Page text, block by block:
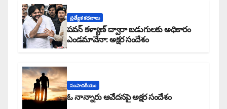
ప్రత్యేక కధనాలు
పవన్ కళ్యాణ్ ద్వారా బడుగులకు అధికారం
ఎండమావేనా: అక్షర సందేశం
సంపాదకీయం
ఓ నాన్నారు ఆవేదనపై అక్షర సందేశం